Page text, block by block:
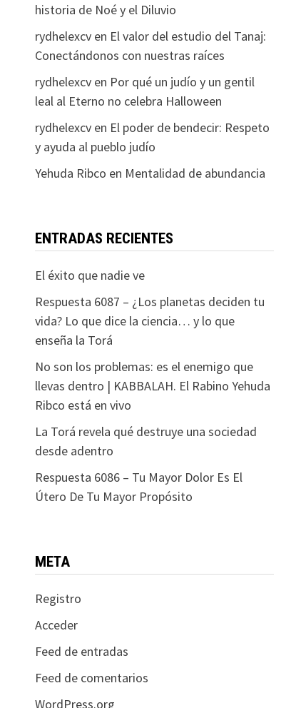
historia de Noé y el Diluvio
rydhelexcven El valor del estudio del Tanaj:
Conectándonos con nuestras raíces
rydhelexcven Por qué un judío y un gentil
leal al Eterno no celebra Halloween
rydhelexcven El poder de bendecir: Respeto
y ayuda al pueblo judío
Yehuda Ribco en Mentalidad de abundancia
ENTRADAS RECIENTES
El éxito que nadie ve
Respuesta 6087 – ¿Los planetas deciden tu
vida? Lo que dice la ciencia… y lo que
enseña la Torá
No son los problemas: es el enemigo que
llevas dentro | KABBALAH. El Rabino Yehuda
Ribco está en vivo
La Torá revela qué destruye una sociedad
desde adentro
Respuesta 6086 – Tu Mayor Dolor Es El
Útero De Tu Mayor Propósito
META
Registro
Acceder
Feed de entradas
Feed de comentarios
WordPress.org